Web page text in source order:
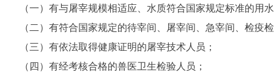
（一）有与屠宰规模相适应、水质符合国家规定标准的用
（二）有符合国家规定的待宰间、屠宰间、急宰间、检疫
（三）有依法取得健康证明的屠宰技术人员；
（四）有经考核合格的兽医卫生检验人员；